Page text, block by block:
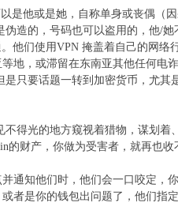
是他或是她，自称单身或丧偶（
造的，号码也可以盗用的，他/
他们使用VPN 掩盖着自己的网络
地，或滞留在东南亚其他任何电
只要话题一转到加密货币，尤
得光的地方窥视着猎物，谋划着
的财产，你做为受害者，就再也收
通知他们时，他们会一口咬定，
者是你的钱包出问题了，他们指